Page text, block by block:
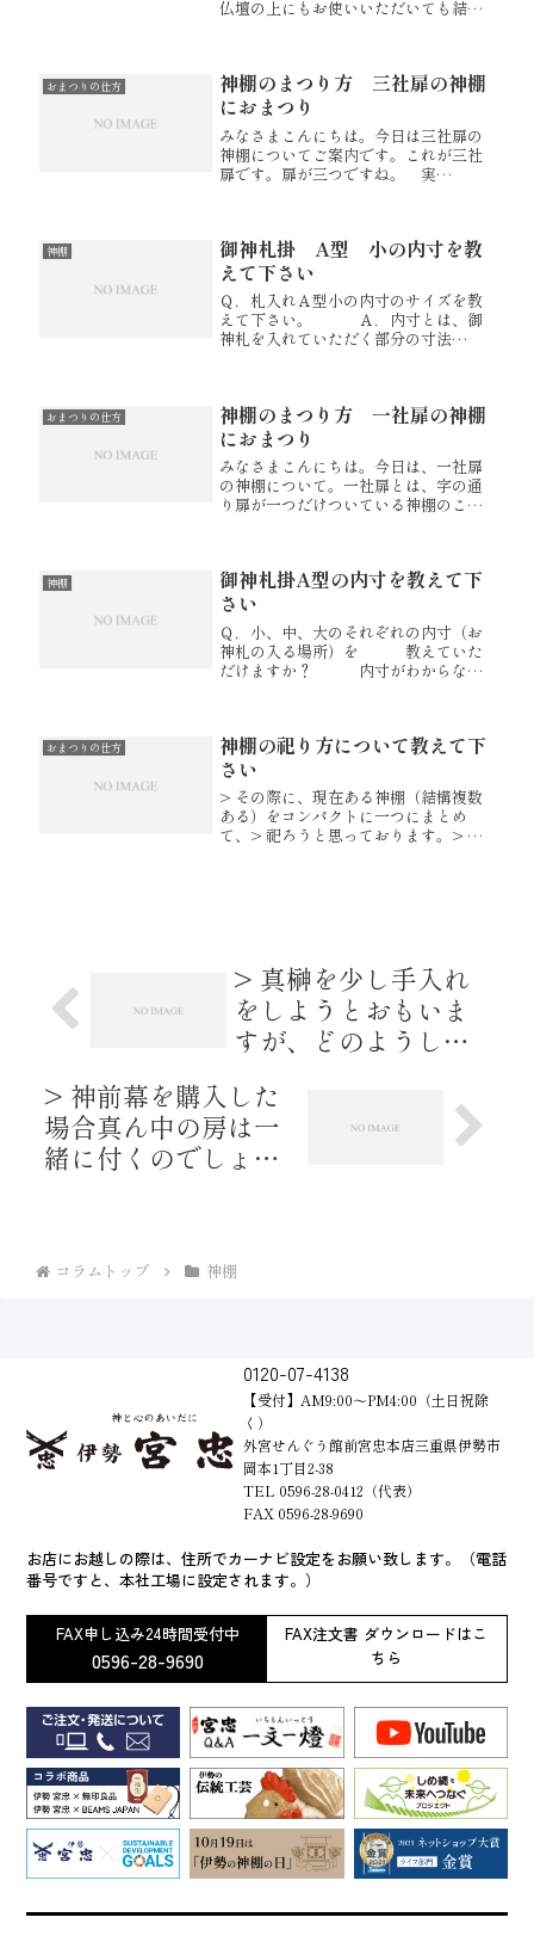
仏壇の上にもお使いいただいても結構
おまつりの仕方
神棚のまつり方 三社扉の神棚
におまつり
みなさまこんにちは。今日は三社扉の
神棚についてご案内です。これが三社
扉です。扉が三つですね。 実
す。しかし、それは寸法的なことも含
め難しい...
神棚
御神札掛 A型 小の内寸を教
えて下さい
Ｑ．札入れＡ型小の内寸のサイズを教
えて下さい。 Ａ．内寸とは、御
神札を入れていただく部分の寸法
く部分の寸法でございま
す。 御...
おまつりの仕方
神棚のまつり方 一社扉の神棚
におまつり
みなさまこんにちは。今日は、一社扉
の神棚について。一社扉とは、字の通
り扉が一つだけついている神棚のこと
横一列に並べるだけの巾が足りない...
神棚
御神札掛A型の内寸を教えて下
さい
Ｑ．小、中、大のそれぞれの内寸（お
神札の入る場所）を 教えていた
だけますか？ 内寸がわからない
ジに掲載させて頂いております内陣寸
法...
おまつりの仕方
神棚の祀り方について教えて下
さい
> その際に、現在ある神棚（結構複数
ある）をコンパクトに一つにまとめ
て、> 祀ろうと思っております。> 例
> 真榊を少し手入れ
をしようとおもいま
すが、どのようしす
か。
> 神前幕を購入した
場合真ん中の房は一
緒に付くのでしょう
コラムトップ 神棚
0120-07-4138
【受付】AM9:00～PM4:00（土日祝除
く）
外宮せんぐう館前宮忠本店三重県伊勢市
岡本1丁目2-38
TEL 0596-28-0412（代表）
FAX 0596-28-9690
お店にお越しの際は、住所でカーナビ設定をお願い致します。（電話
番号ですと、本社工場に設定されます。）
FAX申し込み24時間受付中
0596-28-9690
FAX注文書 ダウンロードはこ
ちら